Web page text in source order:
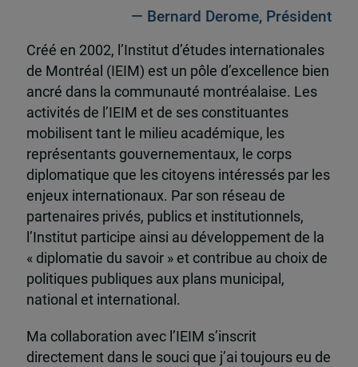
— Bernard Derome, Président
Créé en 2002, l’Institut d’études internationales
de Montréal (IEIM) est un pôle d’excellence bien
ancré dans la communauté montréalaise. Les
activités de l’IEIM et de ses constituantes
mobilisent tant le milieu académique, les
représentants gouvernementaux, le corps
diplomatique que les citoyens intéressés par les
enjeux internationaux. Par son réseau de
partenaires privés, publics et institutionnels,
l’Institut participe ainsi au développement de la
« diplomatie du savoir » et contribue au choix de
politiques publiques aux plans municipal,
national et international.
Ma collaboration avec l’IEIM s’inscrit
directement dans le souci que j’ai toujours eu de